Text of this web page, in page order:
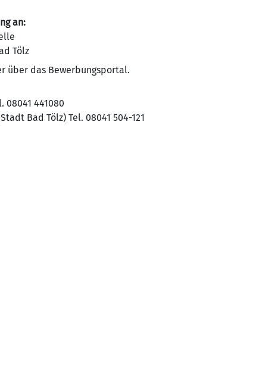
an:
Tölz
über das Bewerbungsportal.
08041 441080
Bad Tölz) Tel. 08041 504-121